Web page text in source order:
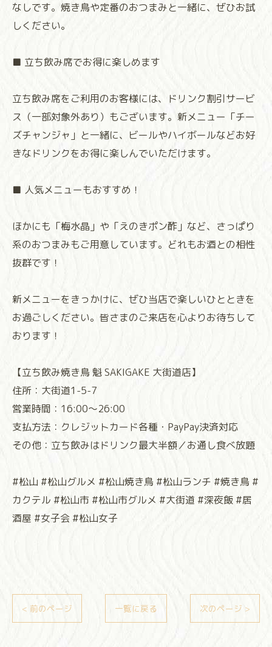
なしです。焼き鳥や定番のおつまみと一緒に、ぜひお試
しください。
■ 立ち飲み席でお得に楽しめます
立ち飲み席をご利用のお客様には、ドリンク割引サービ
ス（一部対象外あり）もございます。新メニュー「チー
ズチャンジャ」と一緒に、ビールやハイボールなどお好
きなドリンクをお得に楽しんでいただけます。
■ 人気メニューもおすすめ！
ほかにも「梅水晶」や「えのきポン酢」など、さっぱり
系のおつまみもご用意しています。どれもお酒との相性
抜群です！
新メニューをきっかけに、ぜひ当店で楽しいひとときを
お過ごしください。皆さまのご来店を心よりお待ちして
おります！
⁡⁡⁡⁡⁡⁡⁡⁡⁡⁡⁡⁡⁡⁡⁡⁡⁡⁡⁡⁡⁡⁡⁡⁡⁡⁡【立ち飲み焼き鳥 魁 SAKIGAKE 大街道店】
住所：大街道1-5-7
営業時間：16:00〜26:00
支払方法：クレジットカード各種・PayPay決済対応
その他：立ち飲みはドリンク最大半額／お通し食べ放題
#松山 #松山グルメ #松山焼き鳥 #松山ランチ #焼き鳥 #
カクテル #松山市 #松山市グルメ #大街道 #深夜飯 #居
酒屋 #女子会 #松山女子
< 前のページ 一覧に戻る 次のページ >